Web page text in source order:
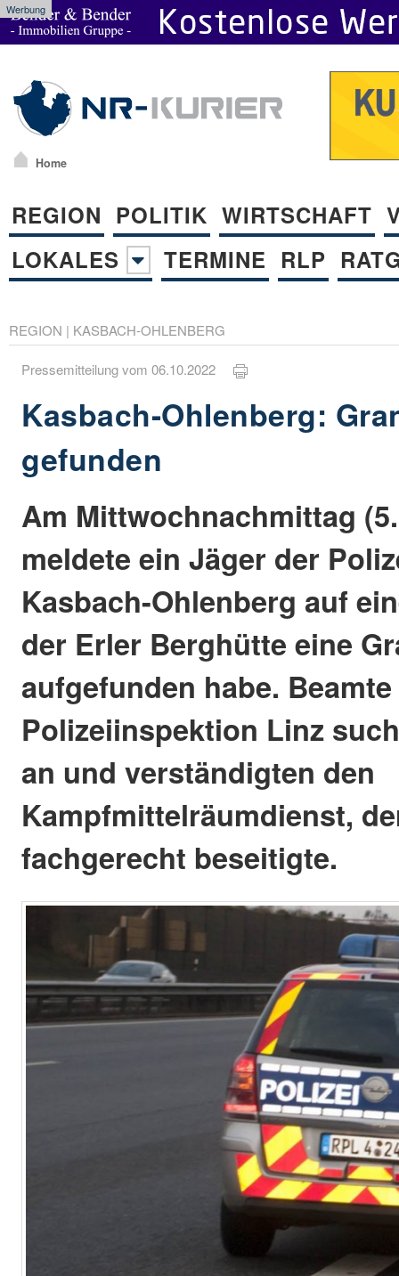
Werbung
Home
REGION POLITIK WIRTSCHAFT
LOKALES
TERMINE RLP
REGION | KASBACH-OHLENBERG
Pressemitteilung vom 06.10.2022
Kasbach-Ohlenberg:
gefunden
Am Mittwochnachmittag
meldete ein Jäger der
Kasbach-Ohlenberg auf
der Erler Berghütte eine
aufgefunden habe.
Polizeiinspektion Linz
an und verständigten den
Kampfmittelräumdienst,
fachgerecht beseitigte.